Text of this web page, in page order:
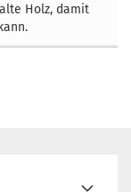
Holz, damit